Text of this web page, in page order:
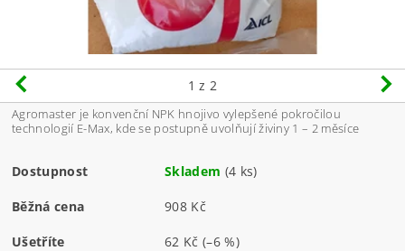
1 z 2
Agromaster je konvenční NPK hnojivo vylepšené pokročilou
technologií E-Max, kde se postupně uvolňují živiny 1 – 2 měsíce
Dostupnost Skladem (4 ks)
Běžná cena 908 Kč
Ušetříte 62 Kč(–6 %)